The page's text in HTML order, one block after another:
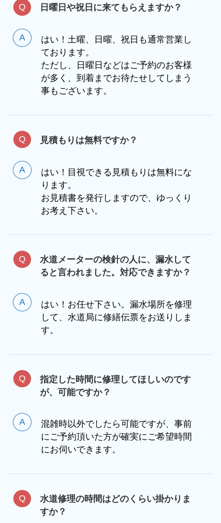
日曜日や祝日に来てもらえますか？
はい！土曜、日曜、祝日も通常営業し
ております。
ただし、日曜日などはご予約のお客様
が多く、到着までお待たせしてしまう
事もございます。
見積もりは無料ですか？
はい！目視できる見積もりは無料にな
ります。
お見積書を発行しますので、ゆっくり
お考え下さい。
水道メーターの検針の人に、漏水して
ると言われました。対応できますか？
はい！お任せ下さい。漏水場所を修理
して、水道局に修繕伝票をお送りしま
す。
指定した時間に修理してほしいのです
が、可能ですか？
混雑時以外でしたら可能ですが、事前
にご予約頂いた方が確実にご希望時間
にお伺いできます。
水道修理の時間はどのくらい掛かりま
すか？